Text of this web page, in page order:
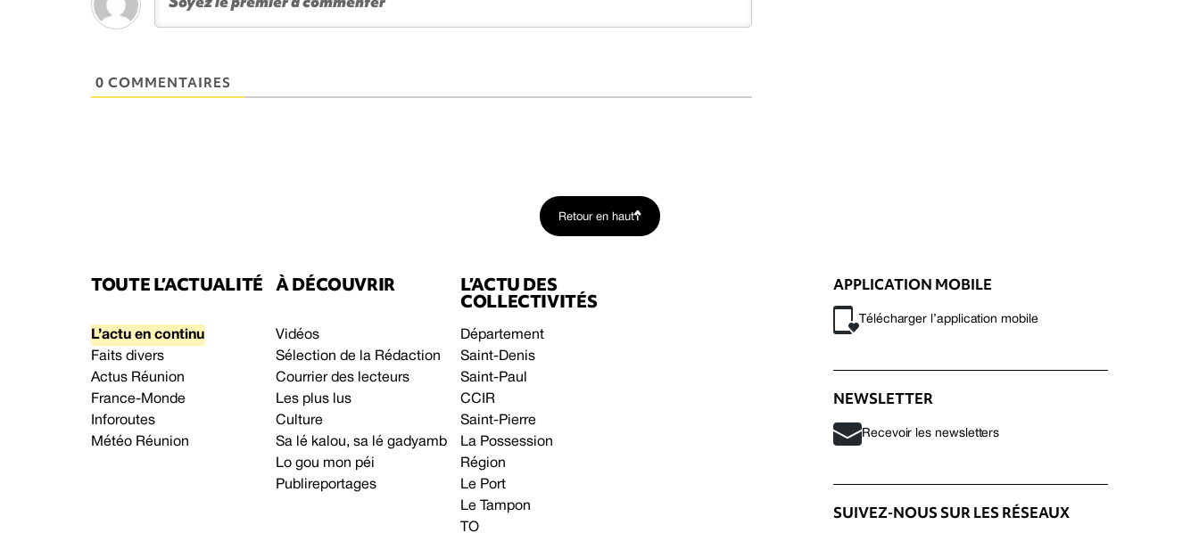
0 COMMENTAIRES
Retour en haut
TOUTE L’ACTUALITÉ
L’actu en continu
Faits divers
Actus Réunion
France-Monde
Inforoutes
Météo Réunion
À DÉCOUVRIR
Vidéos
Sélection de la Rédaction
Courrier des lecteurs
Les plus lus
Culture
Sa lé kalou, sa lé gadyamb
Lo gou mon péi
Publireportages
L’ACTU DES
COLLECTIVITÉS
Département
Saint-Denis
Saint-Paul
CCIR
Saint-Pierre
La Possession
Région
Le Port
Le Tampon
TO
APPLICATION MOBILE
Télécharger l’application mobile
NEWSLETTER
Recevoir les newsletters
SUIVEZ-NOUS SUR LES RÉSEAUX